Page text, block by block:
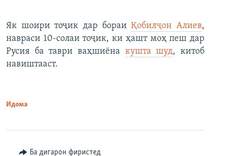
Як шоири тоҷик дар бораиҚобилҷон Алиев,
навраси 10-солаи тоҷик, ки ҳашт моҳ пеш дар
Русия ба таври ваҳшиёна кушта шуд, китоб
навиштааст.
Идома
Ба дигарон фиристед